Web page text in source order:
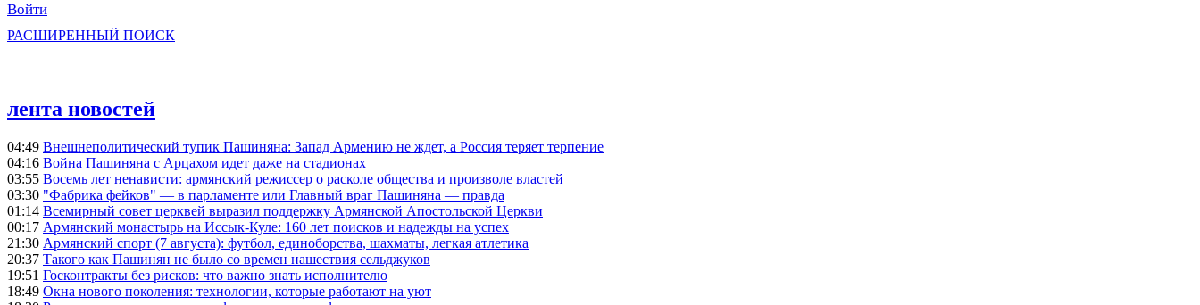
Войти
РАСШИРЕННЫЙ ПОИСК
лента новостей
04:49 Внешнеполитический тупик Пашиняна: Запад Армению не ждет, а Россия теряет терпение
04:16 Война Пашиняна с Арцахом идет даже на стадионах
03:55 Восемь лет ненависти: армянский режиссер о расколе общества и произволе властей
03:30 "Фабрика фейков" — в парламенте или Главный враг Пашиняна — правда
01:14 Всемирный совет церквей выразил поддержку Армянской Апостольской Церкви
00:17 Армянский монастырь на Иссык-Куле: 160 лет поисков и надежды на успех
21:30 Армянский спорт (7 августа): футбол, единоборства, шахматы, легкая атлетика
20:37 Такого как Пашинян не было со времен нашествия сельджуков
19:51 Госконтракты без рисков: что важно знать исполнителю
18:49 Окна нового поколения: технологии, которые работают на уют